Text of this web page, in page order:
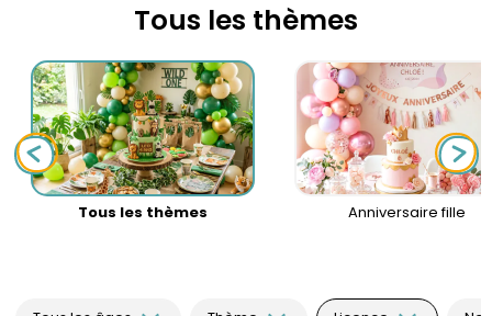
Tous les thèmes
Tous les thèmes Anniversaire fille